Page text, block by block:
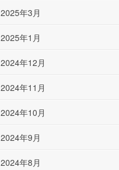
2025年3月
2025年1月
2024年12月
2024年11月
2024年10月
2024年9月
2024年8月